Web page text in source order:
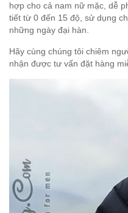
hợp cho cả nam nữ mặc, dễ
tiết từ 0 đến 15 độ, sử dụng
những ngày đại hàn.
Hãy cùng chúng tôi chiêm
nhận được tư vấn đặt hàng